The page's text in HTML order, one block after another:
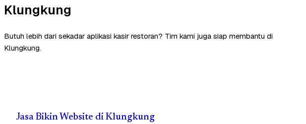
Klungkung
Butuh lebih dari sekadar aplikasi kasir restoran? Tim kami juga siap membantu di
Klungkung.
Jasa Bikin Website di Klungkung